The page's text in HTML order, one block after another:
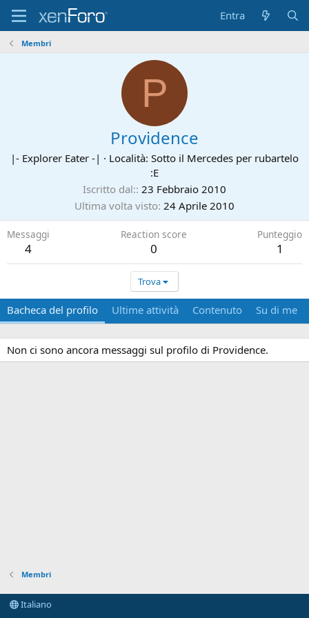
Entra
Membri
P
Providence
|- Explorer Eater -| · Località: Sotto il Mercedes per rubartelo
:E
Iscritto dal: 23 Febbraio 2010
Ultima volta visto 24 Aprile 2010
Messaggi
4
Reaction score
0
Punteggio
1
Trova
Bacheca del profilo Ultime attività Contenuto Su di me
Non ci sono ancora messaggi sul profilo di Providence.
Membri
Italiano